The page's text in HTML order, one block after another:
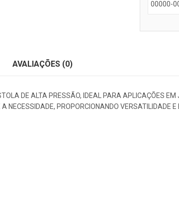
AVALIAÇÕES (0)
DE ALTA PRESSÃO, IDEAL PARA APLICAÇÕES
NECESSIDADE, PROPORCIONANDO VERSATILIDADE E